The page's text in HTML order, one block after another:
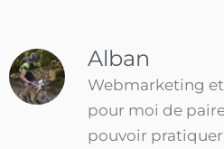
Alban
Webmarketing
pour moi de
pouvoir